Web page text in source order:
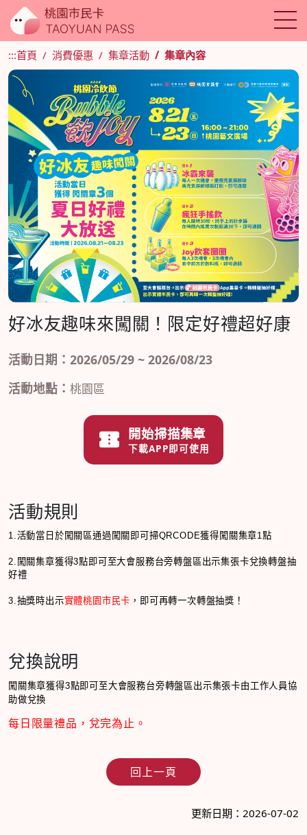
:::首頁 消費優惠 集章活動 集章內容
好冰友趣味來闖關！限定好禮超好康
活動日期：2026/05/29 ~ 2026/08/23
活動地點： 桃園區
開始掃描集章
下載APP即可使用
活動規則
1.活動當日於 闖關區通過闖關即可掃QRCODE獲得闖關集章1點
2.闖關集章獲得3點 即可至大會服務台旁轉盤區 出示集張卡兌換轉盤抽
好禮
3. 抽獎時出示實體桃園市民卡 ，即可再轉一次轉盤抽獎！
兌換說明
闖關集章獲得3點即可至大會服務台旁轉盤區 出示集張卡由工作人員協
助做兌換
每日限量禮品，兌完為止。
回上一頁
更新日期：2026-07-02